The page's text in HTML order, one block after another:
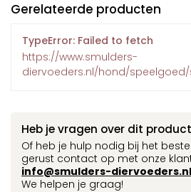
Gerelateerde producten
TypeError: Failed to fetch
https://www.smulders-
diervoeders.nl/hond/
Heb je vragen over dit
Of heb je hulp nodig bij het
gerust contact op met onze
info@smulders-diervoeders.nl
We helpen je graag!